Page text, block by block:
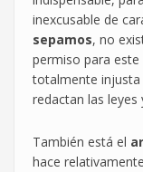
inexcusable de
sepamos, no
permiso para
totalmente
redactan las leyes
También está el
hace